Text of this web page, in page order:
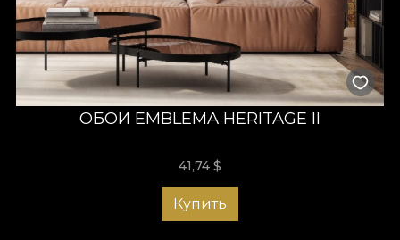
ОБОИ EMBLEMA HERITAGE II
41,74 $
Купить